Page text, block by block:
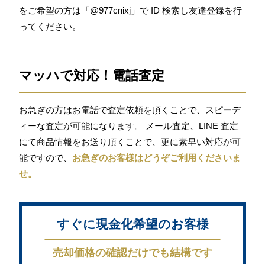
をご希望の方は「@977cnixj」で ID 検索し友達登録を行
ってください。
マッハで対応！電話査定
お急ぎの方はお電話で査定依頼を頂くことで、スピーデ
ィーな査定が可能になります。 メール査定、LINE 査定
にて商品情報をお送り頂くことで、更に素早い対応が可
能ですので、 お急ぎのお客様はどうぞご利用くださいま
せ。
すぐに現金化希望のお客様
売却価格の確認だけでも結構です